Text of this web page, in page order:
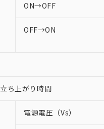
ON→OFF
OFF→ON
ち上がり時間
電源電圧（Vs）